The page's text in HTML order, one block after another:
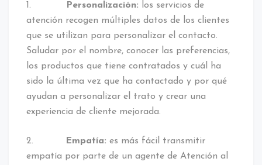
1. Personalización: los servicios de
atención recogen múltiples datos de los clientes
que se utilizan para personalizar el contacto.
Saludar por el nombre, conocer las preferencias,
los productos que tiene contratados y cuál ha
sido la última vez que ha contactado y por qué
ayudan a personalizar el trato y crear una
experiencia de cliente mejorada.
2. Empatía: es más fácil transmitir
empatía por parte de un agente de Atención al